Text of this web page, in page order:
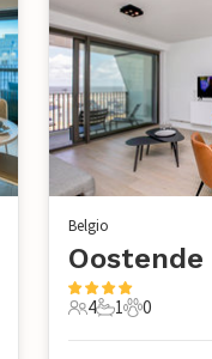
Belgio
Oostende
4 Ospiti
4
1 Bagno
1
0 Animali
0